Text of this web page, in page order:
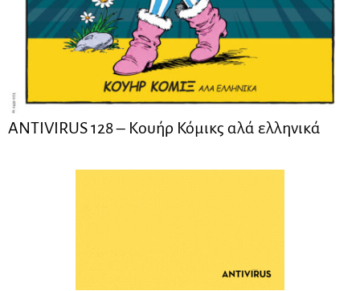
ANTIVIRUS 128 – Kουήρ Κόμικς αλά ελληνικά